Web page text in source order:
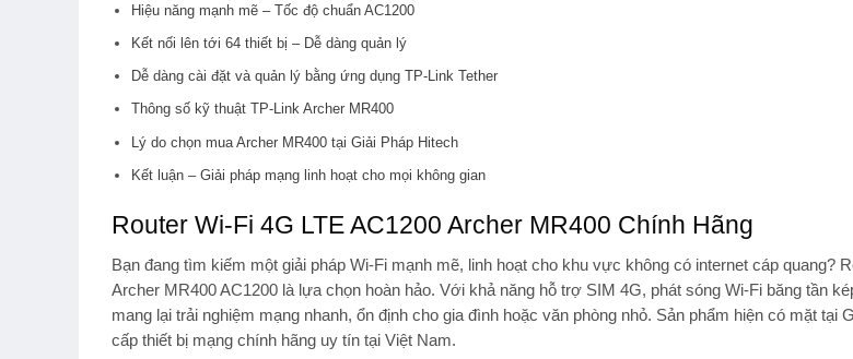
Hiệu năng mạnh mẽ – Tốc độ chuẩn AC1200
Kết nối lên tới 64 thiết bị – Dễ dàng quản lý
Dễ dàng cài đặt và quản lý bằng ứng dụng TP-Link Tether
Thông số kỹ thuật TP-Link Archer MR400
Lý do chọn mua Archer MR400 tại Giải Pháp Hitech
Kết luận – Giải pháp mạng linh hoạt cho mọi không gian
Router Wi-Fi 4G LTE AC1200 Archer MR400 Chính Hãng
Bạn đang tìm kiếm một giải pháp Wi-Fi mạnh mẽ, linh hoạt cho khu vực không có internet cáp quang?
Archer MR400 AC1200 là lựa chọn hoàn hảo. Với khả năng hỗ trợ SIM 4G, phát sóng Wi-Fi băng tần
mang lại trải nghiệm mạng nhanh, ổn định cho gia đình hoặc văn phòng nhỏ. Sản phẩm hiện có mặt tại
cấp thiết bị mạng chính hãng uy tín tại Việt Nam.